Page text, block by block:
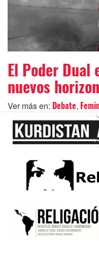
El Poder Dual
nuevos
Ver más en: Debate,